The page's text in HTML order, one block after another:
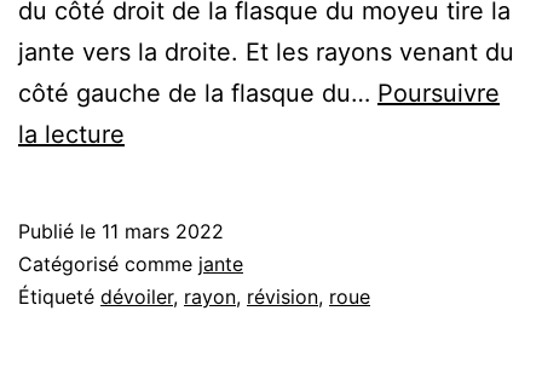
du côté droit de la flasque du moyeu tire la
jante vers la droite. Et les rayons venant du
côté gauche de la flasque du… Poursuivre
la lecture
roue
?
Publié le 11 mars 2022
Catégorisé comme jante
Étiqueté dévoiler, rayon, révision, roue